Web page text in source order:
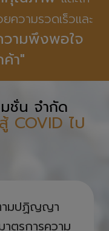
าคุณภาพและให้
วามรวดเร็วและ
วามพึงพอใจ
า"
ชั่น จำกัด
COVID ไป